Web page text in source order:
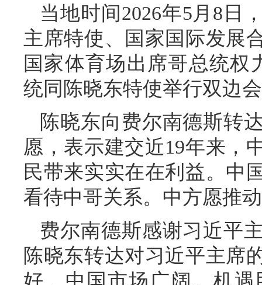
当地时间2026年5月8日
主席特使、国家国际发展
国家体育场出席哥总统权
统同陈晓东特使举行双边
陈晓东向费尔南德斯转
愿，表示建交近19年来，
民带来实实在在利益。中
看待中哥关系。中方愿推
费尔南德斯感谢习近平
陈晓东转达对习近平主席
好，中国市场广阔、机